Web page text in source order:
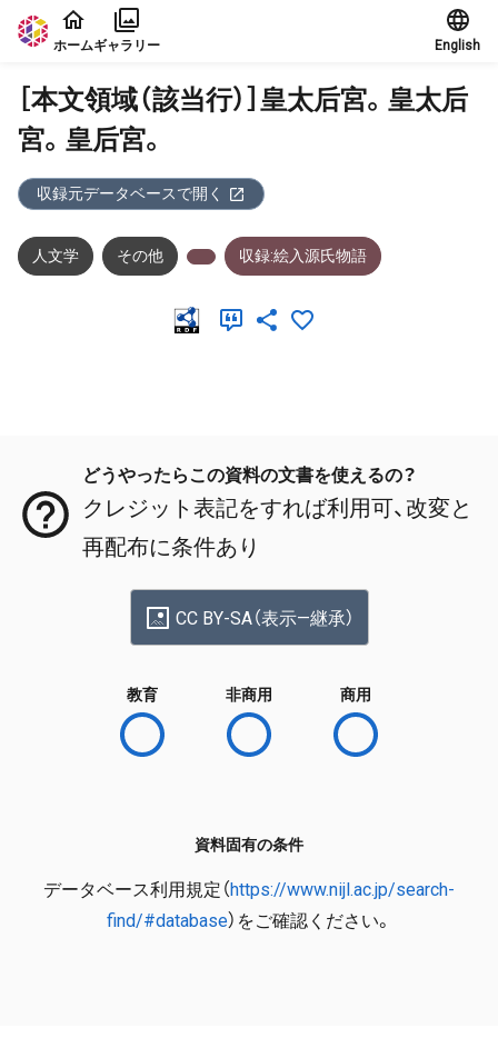
本文に飛ぶ
ホームギャラリー English
［本文領域（該当行）］皇太后宮。皇太后
宮。皇后宮。
収録元データベースで開く
人文学 その他 収録:絵入源氏物語
どうやったらこの資料の文書を使えるの？
クレジット表記をすれば利用可、改変と
再配布に条件あり
CC BY-SA（表示—継承）
教育 非商用 商用
資料固有の条件
データベース利用規定（https://www.nijl.ac.jp/search-
find/#database）をご確認ください。